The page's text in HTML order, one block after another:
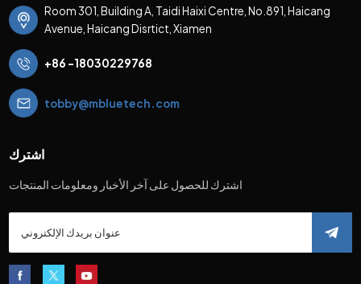
Room 301, Building A, Taidi Haixi Centre, No.891, Haicang
Avenue, Haicang Disrtict, Xiamen
+86 -18030229768
tobby@mbluetech.com
اشترك
اشترك للحصول على آخر الأخبار ومعلومات المنتجات